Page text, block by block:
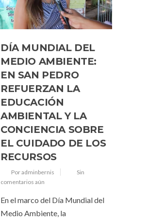
DÍA MUNDIAL DEL
MEDIO AMBIENTE:
EN SAN PEDRO
REFUERZAN LA
EDUCACIÓN
AMBIENTAL Y LA
CONCIENCIA SOBRE
EL CUIDADO DE LOS
RECURSOS
Por adminbernis
Sin
comentarios aún
En el marco del Día Mundial del
Medio Ambiente, la